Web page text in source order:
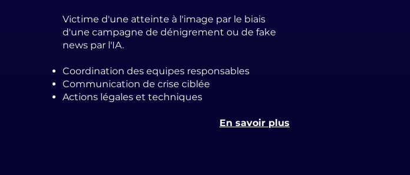
Victime d'une atteinte à l'image par le biais
d'une campagne de dénigrement ou de fake
news par l'IA.
Coordination des equipes responsables
Communication de crise ciblée
Actions légales et techniques
En savoir plus